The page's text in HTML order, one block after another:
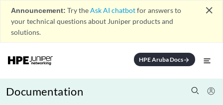
Announcement: Try theAsk AI chatbotfor answers to
your technical questions about Juniper products and
solutions.
close
HPE Aruba Docsarrow_forward
Documentation